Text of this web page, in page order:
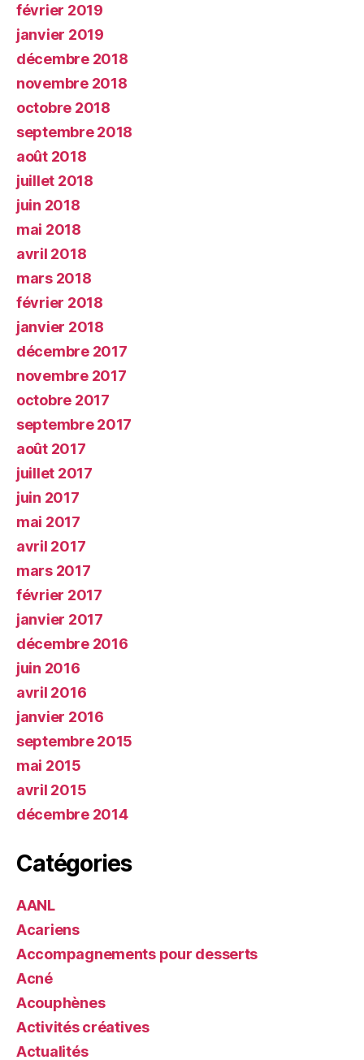
février 2019
janvier 2019
décembre 2018
novembre 2018
octobre 2018
septembre 2018
août 2018
juillet 2018
juin 2018
mai 2018
avril 2018
mars 2018
février 2018
janvier 2018
décembre 2017
novembre 2017
octobre 2017
septembre 2017
août 2017
juillet 2017
juin 2017
mai 2017
avril 2017
mars 2017
février 2017
janvier 2017
décembre 2016
juin 2016
avril 2016
janvier 2016
septembre 2015
mai 2015
avril 2015
décembre 2014
Catégories
AANL
Acariens
Accompagnements pour desserts
Acné
Acouphènes
Activités créatives
Actualités